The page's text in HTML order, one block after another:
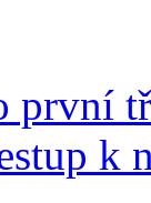
první
k